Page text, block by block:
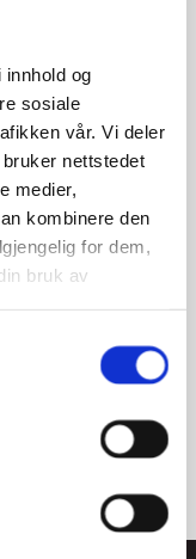
og
sosiale
vår. Vi deler
nettstedet
medier,
kombinere den
for dem,
bruk av